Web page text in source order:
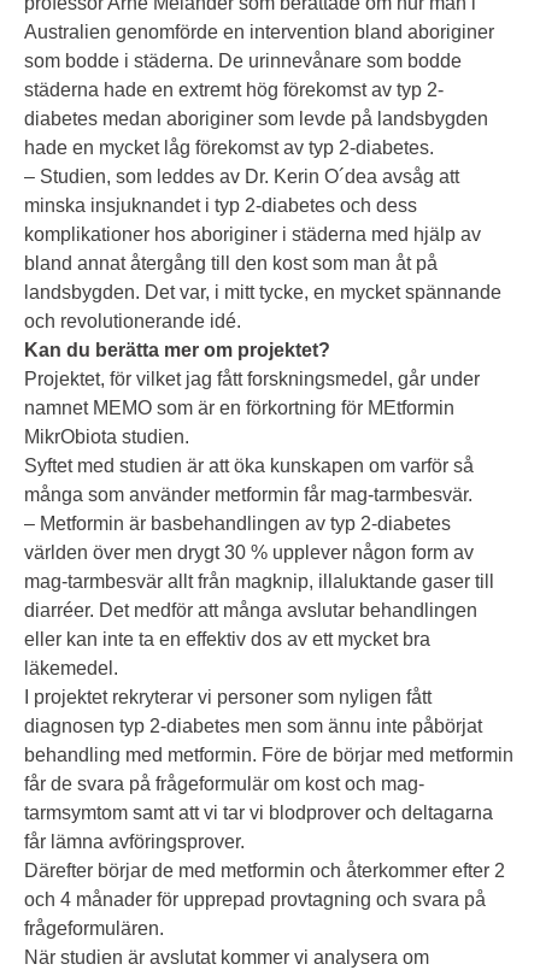
Australien genomförde en intervention bland aboriginer
som bodde i städerna. De urinnevånare som bodde
städerna hade en extremt hög förekomst av typ 2-
diabetes medan aboriginer som levde på landsbygden
hade en mycket låg förekomst av typ 2-diabetes.
– Studien, som leddes av Dr. Kerin O´dea avsåg att
minska insjuknandet i typ 2-diabetes och dess
komplikationer hos aboriginer i städerna med hjälp av
bland annat återgång till den kost som man åt på
landsbygden. Det var, i mitt tycke, en mycket spännande
och revolutionerande idé.
Kan du berätta mer om projektet?
Projektet, för vilket jag fått forskningsmedel, går under
namnet MEMO som är en förkortning för MEtformin
MikrObiota studien.
Syftet med studien är att öka kunskapen om varför så
många som använder metformin får mag-tarmbesvär.
– Metformin är basbehandlingen av typ 2-diabetes
världen över men drygt 30 % upplever någon form av
mag-tarmbesvär allt från magknip, illaluktande gaser till
diarréer. Det medför att många avslutar behandlingen
eller kan inte ta en effektiv dos av ett mycket bra
läkemedel.
I projektet rekryterar vi personer som nyligen fått
diagnosen typ 2-diabetes men som ännu inte påbörjat
behandling med metformin. Före de börjar med metformin
får de svara på frågeformulär om kost och mag-
tarmsymtom samt att vi tar vi blodprover och deltagarna
får lämna avföringsprover.
Därefter börjar de med metformin och återkommer efter 2
och 4 månader för upprepad provtagning och svara på
frågeformulären.
När studien är avslutat kommer vi analysera om